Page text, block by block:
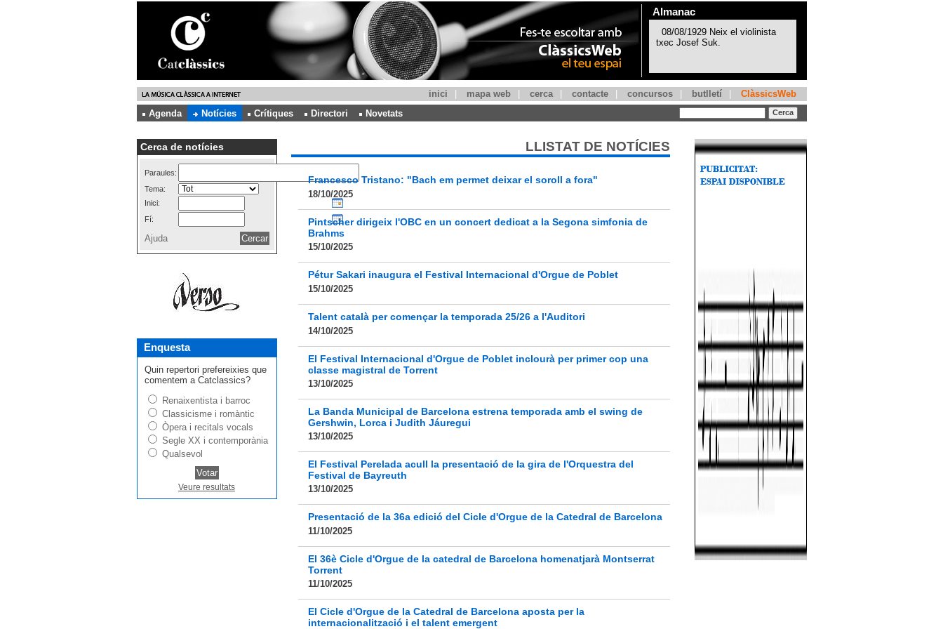
Almanac
inici mapa web cerca contacte concursos butlletí
ClàssicsWeb
Agenda
Notícies Crítiques Directori Novetats
Cerca de notícies
Paraules:
Tema:
Inici:
Fí:
Ajuda
Enquesta
Quin repertori prefereixies que
comentem a Catclassics?
Renaixentista i barroc
Classicisme i romàntic
Òpera i recitals vocals
Segle XX i contemporània
Qualsevol
Veure resultats
LLISTAT DE NOTÍCIES
Francesco Tristano: "Bach em permet deixar el soroll a fora"
18/10/2025
Pintscher dirigeix l'OBC en un concert dedicat a la Segona simfonia de
Brahms
15/10/2025
Pétur Sakari inaugura el Festival Internacional d'Orgue de Poblet
15/10/2025
Talent català per començar la temporada 25/26 a l'Auditori
14/10/2025
El Festival Internacional d'Orgue de Poblet inclourà per primer cop una
classe magistral de Torrent
13/10/2025
La Banda Municipal de Barcelona estrena temporada amb el swing de
Gershwin, Lorca i Judith Jáuregui
13/10/2025
El Festival Perelada acull la presentació de la gira de l'Orquestra del
Festival de Bayreuth
13/10/2025
Presentació de la 36a edició del Cicle d'Orgue de la Catedral de Barcelona
11/10/2025
El 36è Cicle d'Orgue de la catedral de Barcelona homenatjarà Montserrat
Torrent
11/10/2025
El Cicle d'Orgue de la Catedral de Barcelona aposta per la
internacionalització i el talent emergent